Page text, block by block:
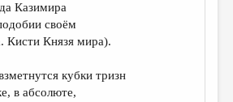
Казимира
своём
Кисти Князя мира).
кубки тризн
в абсолюте,